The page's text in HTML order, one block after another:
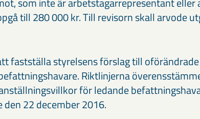
till 280 000 kr. Till revisorn skall arvode
fastställa styrelsens förslag till
Riktlinjerna
för ledande
22 december 2016.